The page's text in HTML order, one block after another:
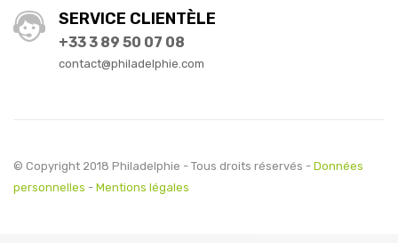
SERVICE CLIENTÈLE
+33 3 89 50 07 08
contact@philadelphie.com
© Copyright 2018 Philadelphie - Tous droits réservés - Données
personnelles - Mentions légales